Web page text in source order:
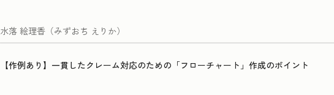
水落 絵理香（みずおち えりか）
【作例あり】一貫したクレーム対応のための「フローチャート」作成のポイント